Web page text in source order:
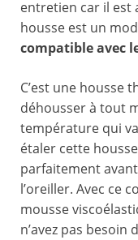
entretien car il est
housse est un
compatible avec
C’est une housse
déhousser à tout
température qui va
étaler cette
parfaitement
l’oreiller. Avec ce
mousse
n’avez pas besoin